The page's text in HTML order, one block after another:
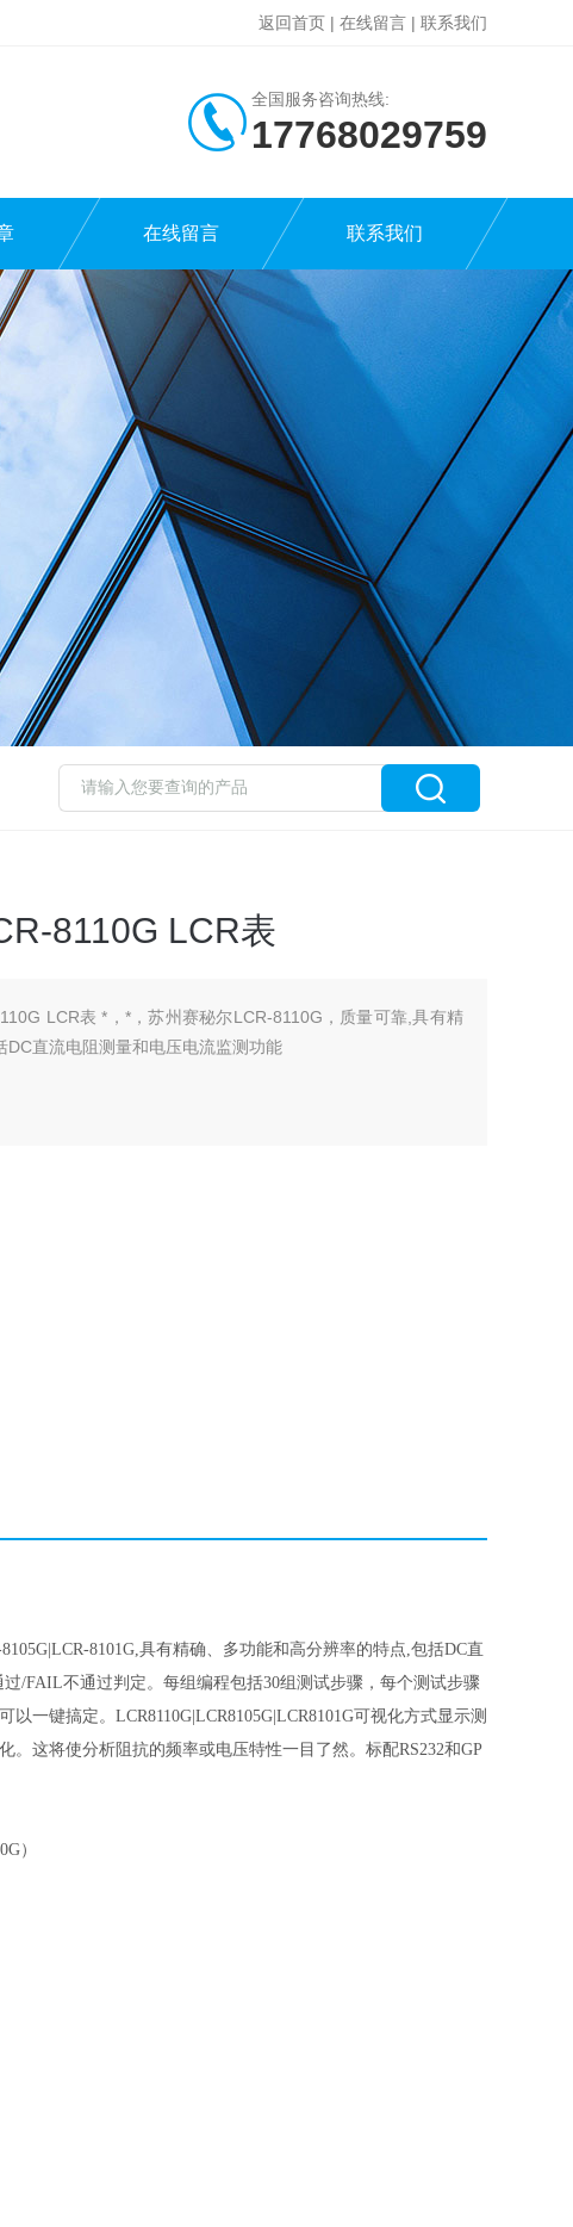
返回首页 | 在线留言 | 联系我们
全国服务咨询热线:
17768029759
在线留言 联系我们
8110G LCR表
LCR表 *，*，苏州赛秘尔LCR-8110G，质量可靠,具有精
直流电阻测量和电压电流监测功能
8101G,具有精确、多功能和高分辨率的特点,包括DC直
/FAIL不通过判定。每组编程包括30组测试步骤，每个测试步骤
一键搞定。LCR8110G|LCR8105G|LCR8101G可视化方式显示测
这将使分析阻抗的频率或电压特性一目了然。标配RS232和GP
）